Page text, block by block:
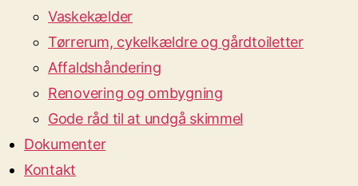
Vaskekælder
Tørrerum, cykelkældre og gårdtoiletter
Affaldshåndering
Renovering og ombygning
Gode råd til at undgå skimmel
Dokumenter
Kontakt